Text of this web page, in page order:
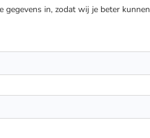
gegevens in, zodat wij je beter